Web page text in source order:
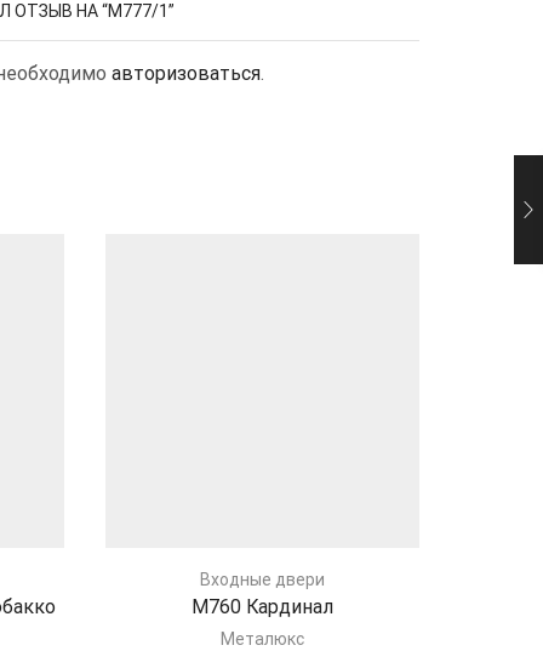
НА “M777/1”
авторизоваться.
Входные двери
М760 Кардинал
Металюкс